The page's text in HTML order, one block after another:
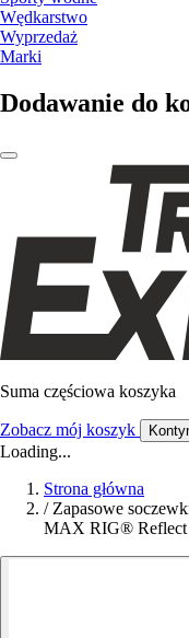
Wędkarstwo
Wyprzedaż
Marki
Dodawanie do
Suma częściowa koszyka
Zobacz mój koszyk
Loading...
Strona główna
/ Zapasowe
MAX RIG® Reflect